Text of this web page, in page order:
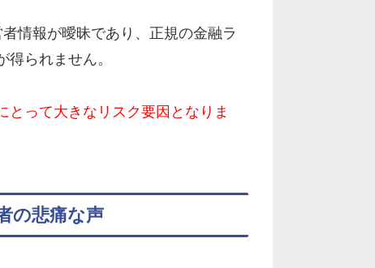
情報が曖昧であり、正規の金融ラ
られません。
とって大きなリスク要因となりま
の悲痛な声